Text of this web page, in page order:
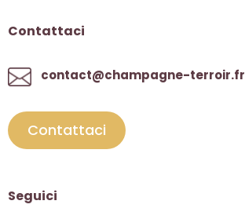
Contattaci
contact@champagne-terroir.fr
Contattaci
Seguici